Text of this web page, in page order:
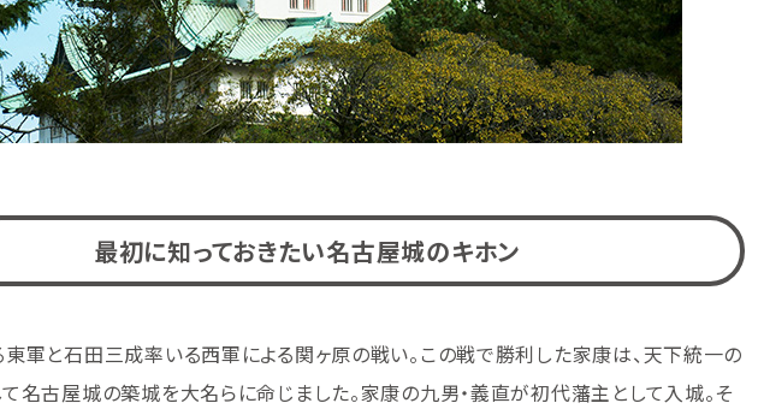
最初に知っておきたい名古屋城のキホン
軍と石田三成率いる西軍による関ヶ原の戦い。この戦で勝利した家康は、天下統一の
名古屋城の築城を大名らに命じました。家康の九男・義直が初代藩主として入城。そ